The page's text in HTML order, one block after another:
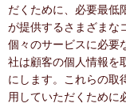
だくために、必要最低
が提供するさまざまな
個々のサービスに必要
社は顧客の個人情報を
にします。これらの取
用していただくために